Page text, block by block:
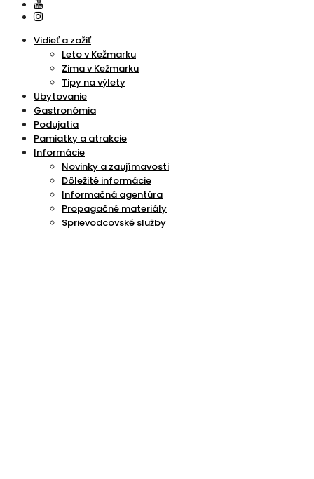
Vidieť a zažiť
Leto v Kežmarku
Zima v Kežmarku
Tipy na výlety
Ubytovanie
Gastronómia
Podujatia
Pamiatky a atrakcie
Informácie
Novinky a zaujímavosti
Dôležité informácie
Informačná agentúra
Propagačné materiály
Sprievodcovské služby